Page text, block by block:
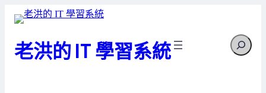
老洪的 IT 學習系統 Search